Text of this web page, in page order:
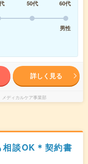
50代
60代
男性
詳しく見る
ディカルケア事業部
談OK＊契約書